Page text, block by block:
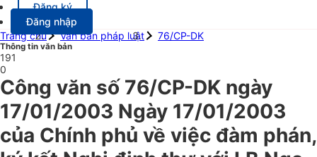
Đăng ký
Đăng nhập
Trang chủ
Văn bản pháp luật 76/CP-DK
Thông tin văn bản
191
0
Công văn số 76/CP-DK ngày
17/01/2003 Ngày 17/01/2003
của Chính phủ về việc đàm phán,